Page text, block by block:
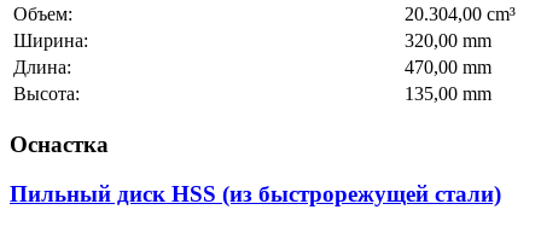
Объем:
20.304,00 cm³
Ширина:
320,00 mm
Длина:
470,00 mm
Высота:
135,00 mm
Оснастка
Пильный диск HSS (из быстрорежущей стали)